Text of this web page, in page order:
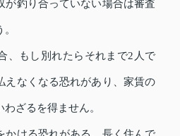
が釣り合っていない場合は審査
、もし別れたらそれまで2人で
えなくなる恐れがあり、家賃の
ざるを得ません。